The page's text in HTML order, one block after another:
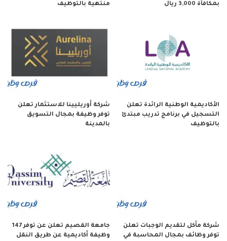
بمكافأة 3,000 ريال
منتهية بالتوظيف
الأكاديمية الوطنية الرائدة تعلن
التسجيل في برنامج تدريب مبتدئ
بالتوظيف
شركة أوريليينا للاستثمار تعلن
توفر وظيفة بمجال التسويق
بالمدينة
شركة مأكل لتقديم الوجبات تعلن
توفر وظائف بمجال المحاسبة في
جامعة القصيم تعلن عن توفر 147
وظيفة أكاديمية عن طريق النقل